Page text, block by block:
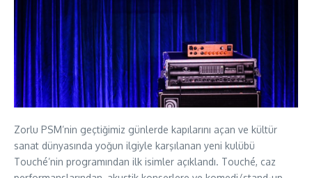
Zorlu PSM’nin geçtiğimiz günlerde kapılarını açan ve kültür
sanat dünyasında yoğun ilgiyle karşılanan yeni kulübü
Touché’nin programından ilk isimler açıklandı. Touché, caz